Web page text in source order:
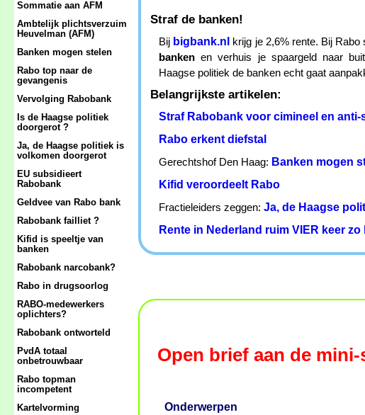
Straf de banken!
Bij bigbank.nl krijg je 2,6% rente. Bij Rabo
banken en verhuis je spaargeld naar
Haagse politiek de banken echt gaat
Belangrijkste artikelen:
Straf Rabobank voor cimineel en anti-
Rabo erkent diefstal
Gerechtshof Den Haag: Banken mogen
Kifid veroordeelt Rabo
Fractieleiders zeggen: Ja, de Haagse
Rente in Nederland ruim VIER keer
Open brief aan de
Onderwerpen
Sommatie aan AFM
Ambtelijk plichtsverzuim
Heuvelman (AFM)
Banken mogen stelen
Rabo top naar de
gevangenis
Vervolging Rabobank
Is de Haagse politiek
doorgerot ?
Ja, de Haagse politiek is
volkomen doorgerot
EU subsidieert
Rabobank
Geldvee van Rabo bank
Rabobank failliet ?
Kifid is speeltje van
banken
Rabobank narcobank?
Rabo in drugsoorlog
RABO-medewerkers
oplichters?
Rabobank ontworteld
PvdA totaal
onbetrouwbaar
Rabo topman
incompetent
Kartelvorming